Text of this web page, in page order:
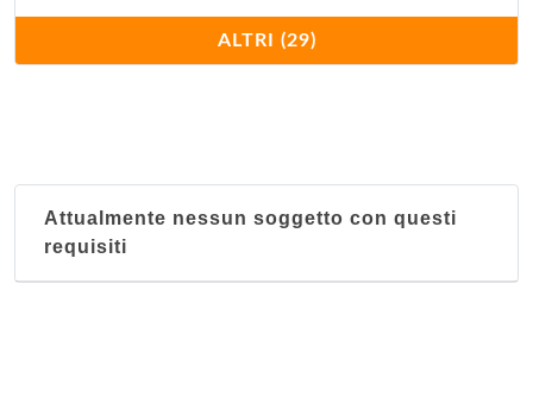
via Avogadro 4/c, Torino
Baybey
ALTRI (29)
Attualmente nessun soggetto con questi
requisiti